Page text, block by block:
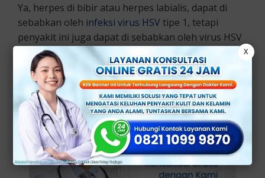
Ya, herpes di bibir atau herpes labialis, dapat di
sebabkan oleh infeksi virus HSV tipe 1, tetapi
penyakit ini juga dapat di sebabkan oleh virus HSV
tipe 2.
X